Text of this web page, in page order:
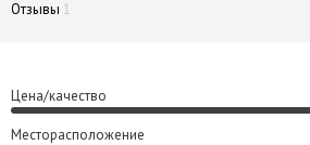
Отзывы 1
Цена/качество
Месторасположение